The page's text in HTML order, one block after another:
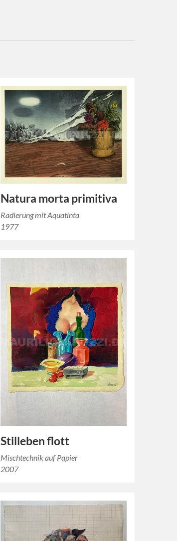
Natura morta primitiva
Radierung mit Aquatinta
1977
Stilleben flott
Mischtechnik auf Papier
2007